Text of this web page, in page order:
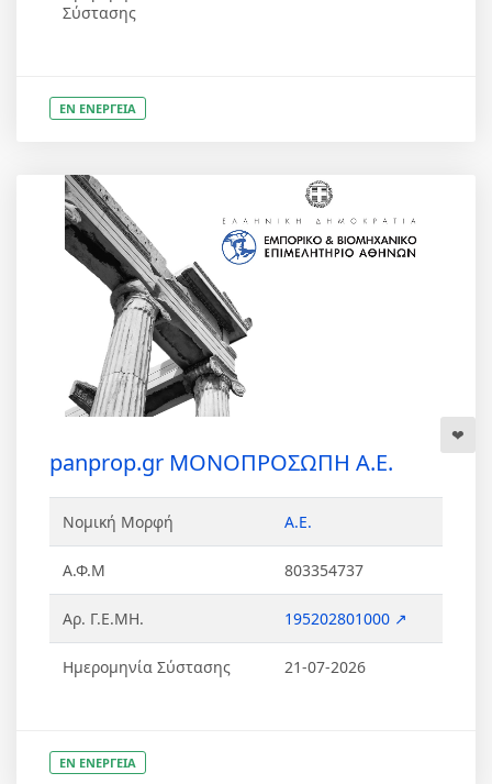
Σύστασης
ΕΝ ΕΝΕΡΓΕΙΑ
panprop.gr ΜΟΝΟΠΡΟΣΩΠΗ Α.Ε.
Νομική Μορφή Α.Ε.
Α.Φ.Μ 803354737
Αρ. Γ.Ε.ΜΗ. 195202801000 ↗
Ημερομηνία Σύστασης 21-07-2026
ΕΝ ΕΝΕΡΓΕΙΑ